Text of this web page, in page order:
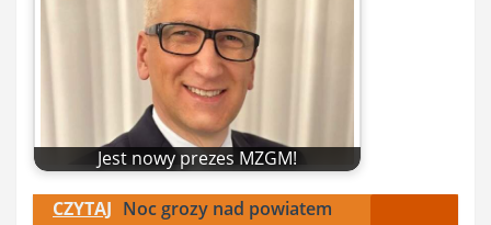
Jest nowy prezes MZGM!
CZYTAJ Noc grozy nad powiatem